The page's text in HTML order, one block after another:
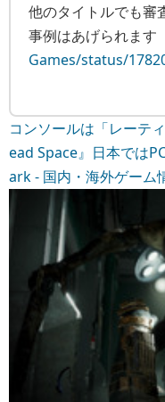
他のタイトルでも審
事例はあげられます
Games/status/
コンソールは「レーテ
ead Space』日本では
ark - 国内・海外ゲーム